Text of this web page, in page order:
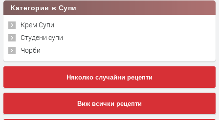
Категории в Супи
Крем Супи
Студени супи
Чорби
Няколко случайни рецепти
Виж всички рецепти